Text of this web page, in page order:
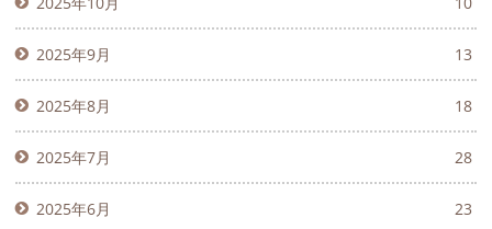
2025年9月 13
2025年8月 18
2025年7月 28
2025年6月 23